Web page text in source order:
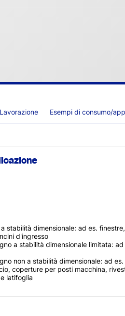
Lavorazione Esempi di consumo/
stabilità dimensionale: ad es.
d'ingresso
a stabilità dimensionale limitata:
non a stabilità dimensionale: ad
coperture per posti macchina,
latifoglia